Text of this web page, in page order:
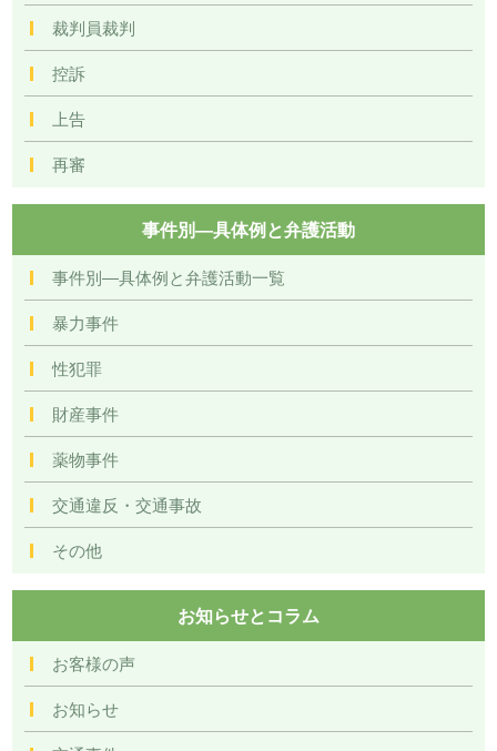
裁判員裁判
控訴
上告
再審
事件別―具体例と弁護活動
事件別―具体例と弁護活動一覧
暴力事件
性犯罪
財産事件
薬物事件
交通違反・交通事故
その他
お知らせとコラム
お客様の声
お知らせ